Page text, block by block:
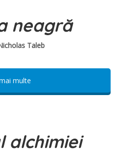
neagră
Taleb
multe
alchimiei